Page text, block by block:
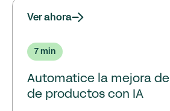
7 min
Automatice la mejora
de productos con IA
Ver ahora